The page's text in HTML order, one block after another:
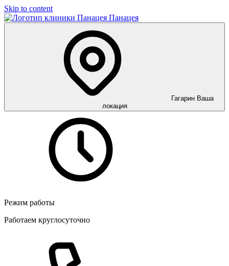
Skip to content
Панацея
Гагарин Ваша
локация
Режим работы
Работаем круглосуточно